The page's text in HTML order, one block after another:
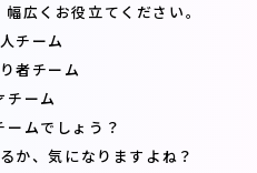
広くお役立てください。
チーム
者チーム
チーム
ームでしょう？
か、気になりますよね？